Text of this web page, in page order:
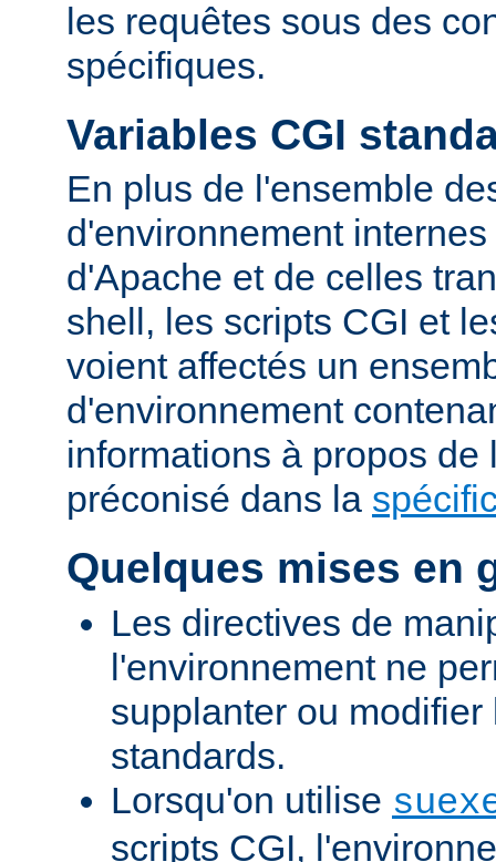
les requêtes sous des
spécifiques.
Variables CGI
En plus de l'ensemble
d'environnement
d'Apache et de celles
shell, les scripts CGI et
voient affectés un
d'environnement
informations à propos de
préconisé dans la
Quelques mises en
Les directives de
l'environnement ne
supplanter ou
standards.
Lorsqu'on utilise
scripts CGI,